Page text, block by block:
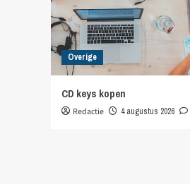
Overige
CD keys kopen
Redactie 4 augustus 2026